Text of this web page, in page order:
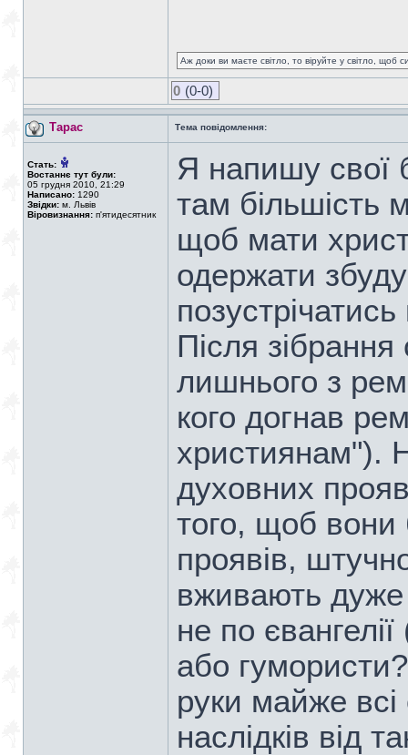
Аж доки ви маєте світло, то віруйте у світло, щоб
0 (0-0)
Тарас Тема повідомлення:
Стать:
Востаннє тут були:
05 грудня 2010, 21:29
Написано: 1290
Звідки: м. Львів
Віровизнання: п'ятидесятник
Я напишу свої
там більшість
щоб мати
одержати
Після
лишнього з
кого догнав
християнам").
духовних
того, щоб вони
проявів,
вживають дуже
не по
або
руки майже
наслідків від